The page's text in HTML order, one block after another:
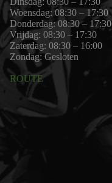
Woensdag: 08:30 – 17:30
Donderdag: 08:30 – 17:30
Vrijdag: 08:30 – 17:30
Zaterdag: 08:30 – 16:00
Zondag: Gesloten
ROUTE